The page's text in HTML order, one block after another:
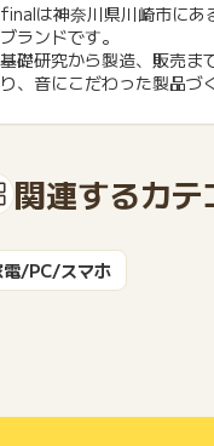
finalは神奈川県川崎市にあ
ブランドです。
基礎研究から製造、販売ま
り、音にこだわった製品づ
関連するカテ
電/PC/スマホ